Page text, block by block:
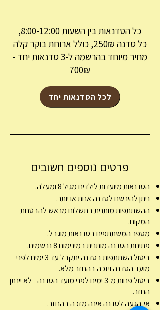
כל הסדנאות בין השעות 8:00-12:00,
כל סדנה 250₪,
כולל ארוחת בוקר קלה
מחיר מיוחד בהרשמה ל-3 סדנאות יחד -
700₪
לכל הסדנאות יחד
פרטים נוספים חשובים
הסדנאות מיועדות לילדים מגיל 8 ומעלה.
ניתן להירשם לסדנה אחת או יותר.
ההשתתפות מותנית בתשלום מראש להבטחת
המקום.
מספר המשתתפים בסדנאות מוגבל.
פתיחת הסדנה מותנית במינימום 8 נרשמים.
ביטול השתתפות בסדנה יתקבל עד 3 ימים לפני
מועד הסדנה ויזכה בהחזר מלא.
ביטול פחות מ־3 ימים לפני מועד הסדנה - לא יינתן
החזר.
אי־הגעה לסדנה אינה מזכה בהחזר.